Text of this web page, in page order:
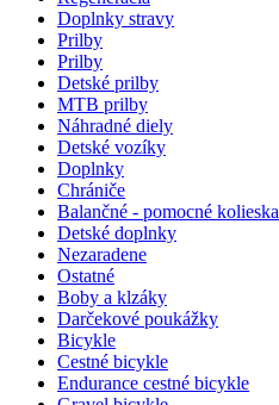
Doplnky stravy
Prilby
Prilby
Detské prilby
MTB prilby
Náhradné diely
Detské vozíky
Doplnky
Chrániče
Balančné - pomocné kolieska
Detské doplnky
Nezaradene
Ostatné
Boby a klzáky
Darčekové poukážky
Bicykle
Cestné bicykle
Endurance cestné bicykle